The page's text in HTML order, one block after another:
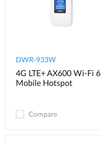
DWR-933W
4G LTE+ AX600 Wi-Fi 6
Mobile Hotspot
Compare